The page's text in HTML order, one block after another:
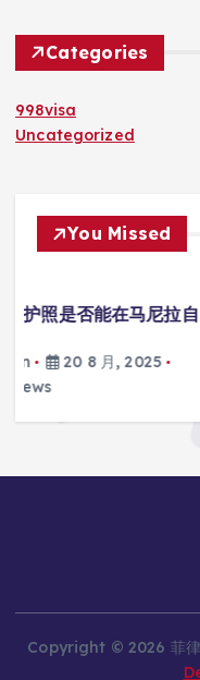
Categories
998visa
Uncategorized
You Missed
3
瓦努
Copyright © 2026 菲